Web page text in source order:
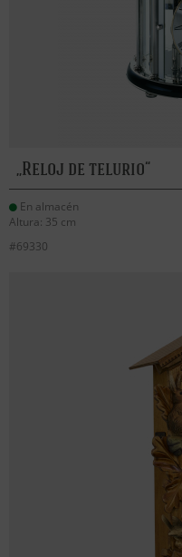
Reloj de telurio
En almacén
Altura: 35 cm
#69330